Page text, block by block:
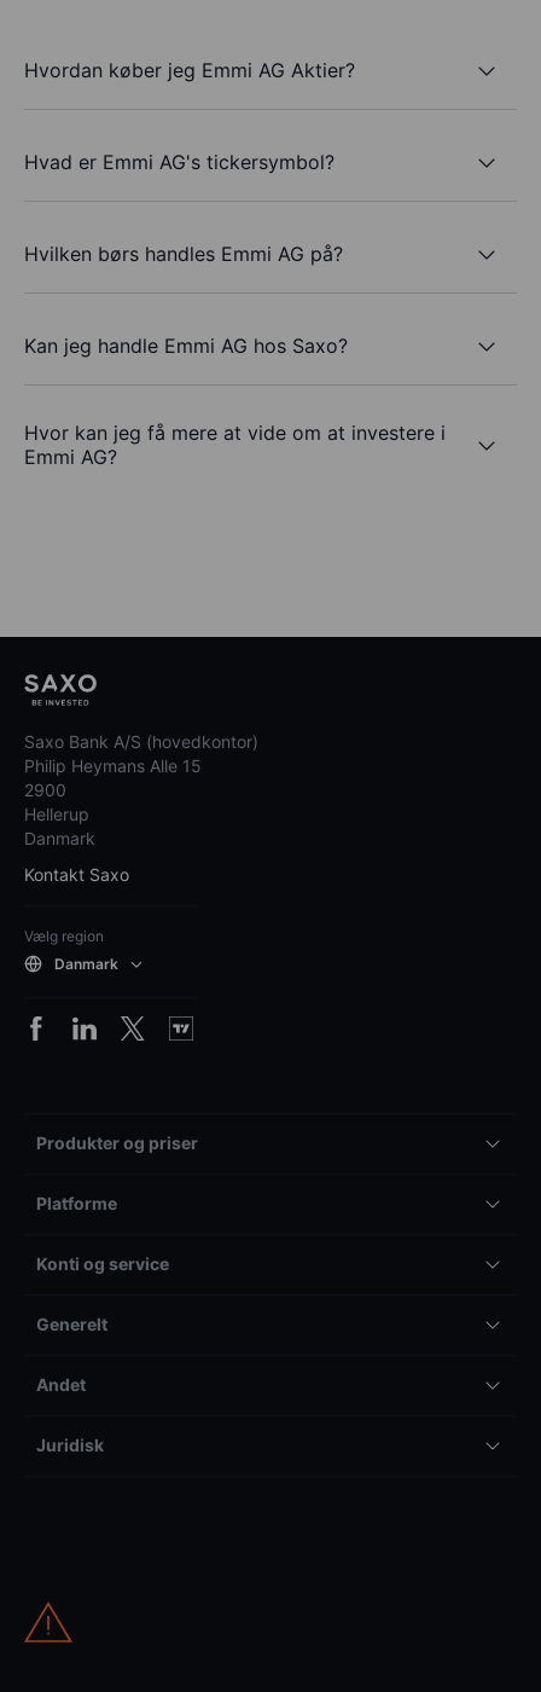
Hvordan køber jeg Emmi AG Aktier?
Hvad er Emmi AG's tickersymbol?
Hvilken børs handles Emmi AG på?
Kan jeg handle Emmi AG hos Saxo?
Hvor kan jeg få mere at vide om at investere i
Emmi AG?
Saxo Bank A/S (hovedkontor)
Philip Heymans Alle 15
2900
Hellerup
Danmark
Kontakt Saxo
Vælg region
Danmark
Produkter og priser
Platforme
Konti og service
Generelt
Andet
Juridisk